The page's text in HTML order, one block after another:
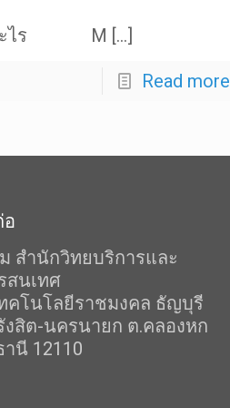
อะไร M […]
Read more
สำนักวิทยบริการและ
สนเทศ
คโนโลยีราชมงคล ธัญบุรี
สิต-นครนายก ต.คลองหก
นี 12110